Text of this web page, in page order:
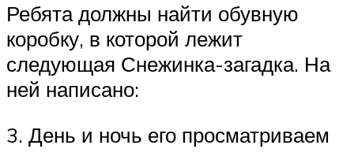
Ребята должны найти обувную
коробку, в которой лежит
следующая Снежинка-загадка. На
ней написано:
3. День и ночь его просматриваем